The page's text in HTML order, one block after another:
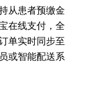
从患者预缴金
在线支付，全
单实时同步至
或智能配送系